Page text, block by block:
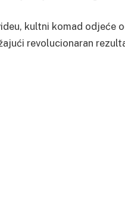
kultni komad odjeće
revolucionaran